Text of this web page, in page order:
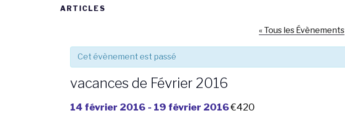
ARTICLES
« Tous les Évènements
Cet évènement est passé
vacances de Février 2016
14 février 2016 - 19 février 2016€420